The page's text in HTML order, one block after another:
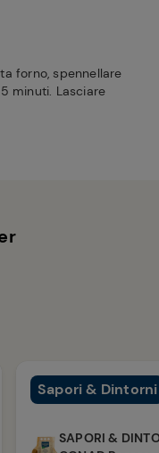
forno, spennellare
minuti. Lasciare
Sapori & Dintorni
SAPORI &